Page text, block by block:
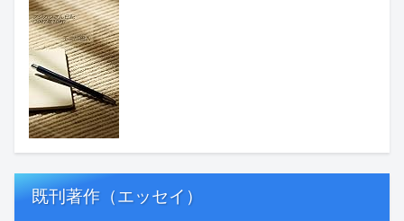
既刊著作（エッセイ）